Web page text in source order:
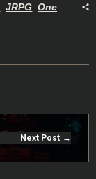
JRPG One
Next Post